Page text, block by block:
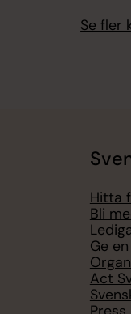
Se fler
Hitta
Bli
Ge
Act